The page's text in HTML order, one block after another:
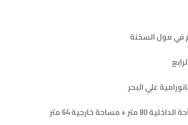
مول السخنة
علي البحر
80 متر + مساحة خارجية 64 متر